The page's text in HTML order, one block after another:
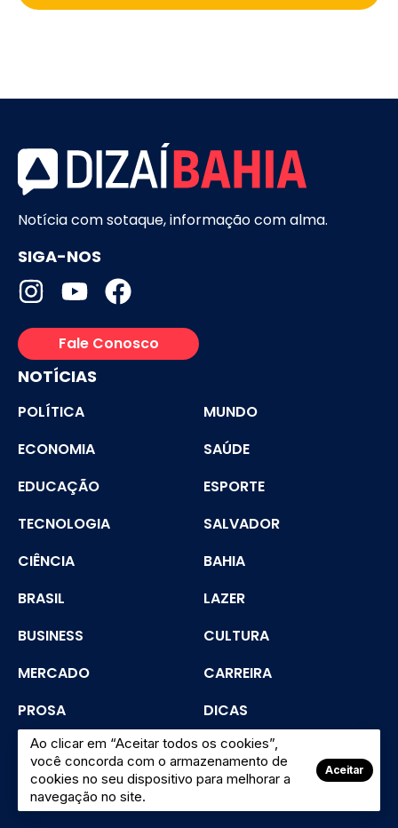
Notícia com sotaque, informação com alma.
SIGA-NOS
Fale Conosco
NOTÍCIAS
POLÍTICA
MUNDO
ECONOMIA
SAÚDE
EDUCAÇÃO
ESPORTE
TECNOLOGIA
SALVADOR
CIÊNCIA
BAHIA
BRASIL
LAZER
BUSINESS
CULTURA
MERCADO
CARREIRA
PROSA
DICAS
SEGURANÇA
Ao clicar em “Aceitar todos os cookies”,
você concorda com o armazenamento de
cookies no seu dispositivo para melhorar a
navegação no site.
Aceitar